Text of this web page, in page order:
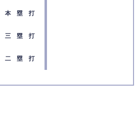
本 塁 打
三 塁 打
二 塁 打